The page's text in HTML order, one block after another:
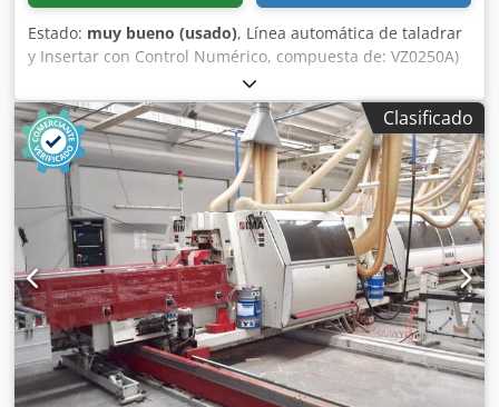
Estado: muy bueno (usado), Línea automática de taladrar
y Insertar con Control Numérico, compuesta de: VZ0250A)
CARGADOR "RBO" Tornado C 1300 completo de rodillos
motorizados y cadenas motorizadas para la introducción
de los paneles en el 1° taladro. VZ0250B) TALADRO
AUTOMÁTICO "BIESSE" Techno FDT a C.N. - N. 2 cintas
motorizadas de alimentación, velocitad de avance hasta 75
m/min - N. 2 grupos horizontales (cada uno con N. 2
cabezales de taladro de 11 ejes, HP 1,8x2) - N. 4 grupos
inferiores (cadauno con 2 cabezales de taladro de varios
ejes, HP 1,8 x 2) - N. 3 grupos superiores (cadauno con 2
cabezales de taladro de varios ejes, HP 1,8 x 2) - N. 3
presores superiores - N. 2 tornillos motorizados para la
evacuación de los escombros Control Numérico (mando)
NC 500 para la gestion de las dos maquinas juntas
VZ0250C) TALADRO AUTOMATICO y CLAVIJADORA "BIESSE"
Clasificado